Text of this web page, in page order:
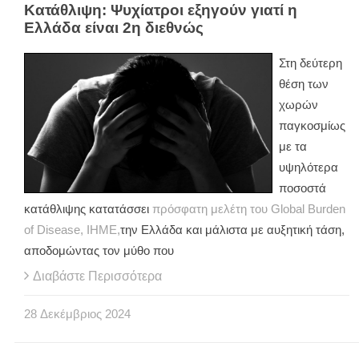
Κατάθλιψη: Ψυχίατροι εξηγούν γιατί η
Ελλάδα είναι 2η διεθνώς
Στη δεύτερη
θέση των
χωρών
παγκοσμίως
με τα
υψηλότερα
ποσοστά
κατάθλιψης κατατάσσει πρόσφατη μελέτη του Global Burden
of Disease, IHME,την Ελλάδα και μάλιστα με αυξητική τάση,
αποδομώντας τον μύθο που
Διαβάστε Περισσότερα
28 Δεκέμβριος 2024